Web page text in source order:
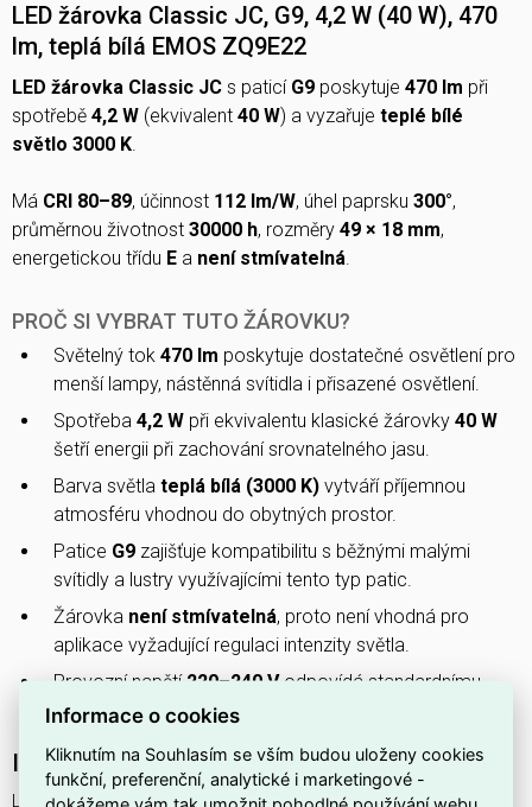
LED žárovka Classic JC, G9, 4,2 W (40 W), 470
lm, teplá bílá EMOS ZQ9E22
LED žárovka Classic JC s paticí G9 poskytuje 470 lm při
spotřebě 4,2 W (ekvivalent 40 W) a vyzařuje teplé bílé
světlo 3000 K.
Má CRI 80–89, účinnost 112 lm/W, úhel paprsku 300°,
průměrnou životnost 30000 h, rozměry 49 × 18 mm,
energetickou třídu E a není stmívatelná.
PROČ SI VYBRAT TUTO ŽÁROVKU?
Světelný tok 470 lm poskytuje dostatečné osvětlení pro
menší lampy, nástěnná svítidla i přisazené osvětlení.
Spotřeba 4,2 W při ekvivalentu klasické žárovky 40 W
šetří energii při zachování srovnatelného jasu.
Barva světla teplá bílá (3000 K) vytváří příjemnou
atmosféru vhodnou do obytných prostor.
Patice G9 zajišťuje kompatibilitu s běžnými malými
svítidly a lustry využívajícími tento typ patic.
Žárovka není stmívatelná, proto není vhodná pro
aplikace vyžadující regulaci intenzity světla.
Provozní napětí 220–240 Vodpovídá standardnímu
síťovému napětí v domácnostech.
Interní název produktu
LED CLS JC 4,2W(40W) 470lm G9 WW
Informace o cookies
Kliknutím na Souhlasím se vším budou uloženy cookies
funkční, preferenční, analytické i marketingové -